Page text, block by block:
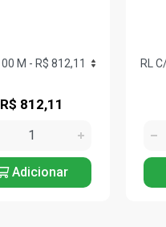
R$ 812,11
Adicionar